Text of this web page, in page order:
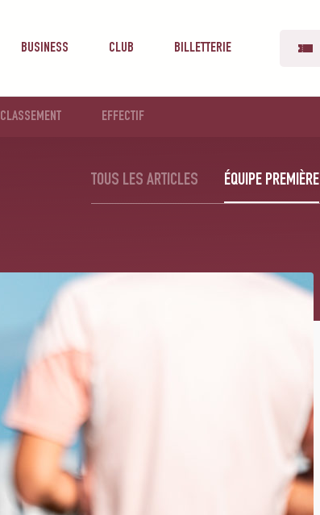
BUSINESS CLUB BILLETTERIE
CLASSEMENT EFFECTIF
TOUS LES ARTICLES ÉQUIPE PREMIÈRE